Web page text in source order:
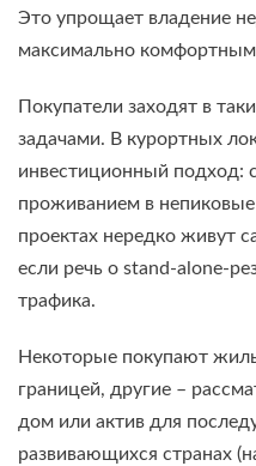
Это упрощает владение
максимально
Покупатели заходят в
задачами. В курортных
инвестиционный подход:
проживанием в
проектах нередко живут
если речь о stand-alone-
трафика.
Некоторые покупают
границей, другие –
дом или актив для
развивающихся странах